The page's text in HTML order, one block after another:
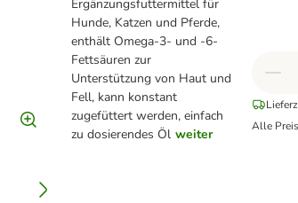
Ergänzungsfuttermittel für
Hunde, Katzen und Pferde,
enthält Omega-3- und -6-
Fettsäuren zur
Unterstützung von Haut und
Fell, kann konstant
zugefüttert werden, einfach
zu dosierendes Öl weiter
Alle